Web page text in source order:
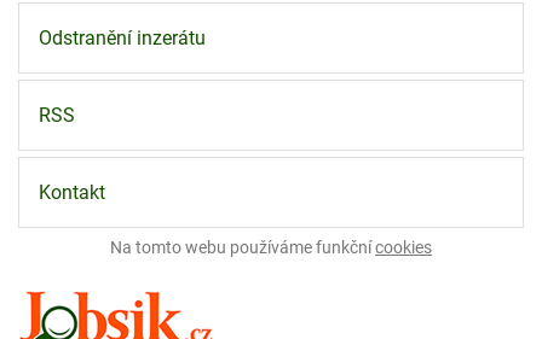
Odstranění inzerátu
RSS
Kontakt
Na tomto webu používáme funkčnícookies